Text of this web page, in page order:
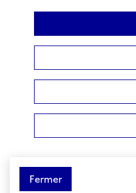
Fermer